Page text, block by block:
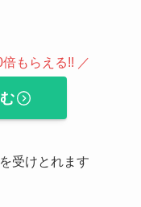
もらえる!! ／
受けとれます